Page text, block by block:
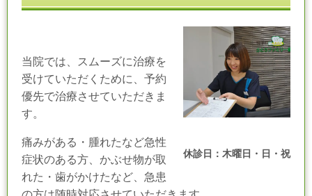
休診日：木曜日・日・祝
当院では、スムーズに治療を
受けていただくために、予約
優先で治療させていただきま
す。
痛みがある・腫れたなど急性
症状のある方、かぶせ物が取
れた・歯がかけたなど、急患